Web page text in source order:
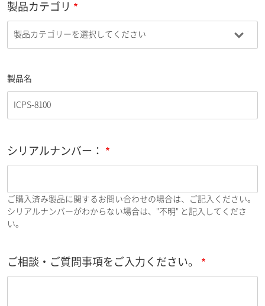
製品カテゴリ
製品名
シリアルナンバー：
ご購入済み製品に関するお問い合わせの場合は、ご記入ください。
シリアルナンバーがわからない場合は、"不明" と記入してくださ
い。
ご相談・ご質問事項をご入力ください。